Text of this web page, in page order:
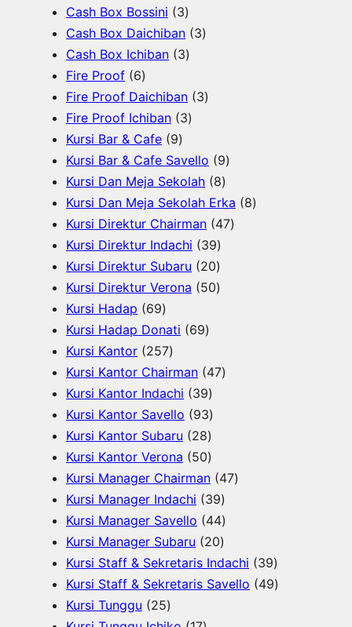
kd
u
k
o
d
u
o
d
u
P
r
o
u
k
P
r
o
d
u
k
Cash Box Bossini 33
P
r
d
u
Cash Box Daichiban 33
o
k
Cash Box Ichiban 33
r
o
u
k
Fire Proof 66
P
r
o
d
u
k
Fire Proof Daichiban 33
o
d
u
k
Fire Proof Ichiban 33
r
o
d
u
k
Kursi Bar & Cafe 99
P
r
o
d
u
k
Kursi Bar & Cafe Savello 99
r
o
Kursi Dan Meja Sekolah 88
P
r
Kursi Dan Meja Sekolah Erka 88
Kursi Direktur Chairman 474
Kursi Direktur Indachi 393
9
P
u
Kursi Direktur Subaru 202
0
d
Kursi Direktur Verona 505
o
Kursi Hadap 696
9
P
r
o
d
u
k
Kursi Hadap Donati 696
P
r
o
d
u
k
Kursi Kantor 2572
5
7
P
r
o
d
u
k
Kursi Kantor Chairman 474
d
u
k
Kursi Kantor Indachi 393
9
P
r
o
d
u
k
Kursi Kantor Savello 939
3
P
r
o
d
u
k
Kursi Kantor Subaru 282
8
P
r
o
d
u
k
Kursi Kantor Verona 505
0
P
r
o
d
u
Kursi Manager Chairman 474
o
d
Kursi Manager Indachi 393
9
P
r
o
Kursi Manager Savello 444
4
P
r
Kursi Manager Subaru 202
0
P
Kursi Staff & Sekretaris Indachi 393
9
Kursi Staff & Sekretaris Savello 494
Kursi Tunggu 252